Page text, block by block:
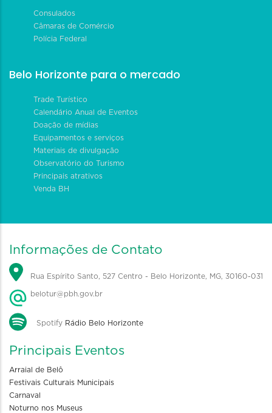
Consulados
Câmaras de Comércio
Polícia Federal
Belo Horizonte para o mercado
Trade Turístico
Calendário Anual de Eventos
Doação de mídias
Equipamentos e serviços
Materiais de divulgação
Observatório do Turismo
Principais atrativos
Venda BH
Informações de Contato
Rua Espírito Santo, 527 Centro - Belo Horizonte, MG, 30160-031
belotur@pbh.gov.br
Spotify Rádio Belo Horizonte
Principais Eventos
Arraial de Belô
Festivais Culturais Municipais
Carnaval
Noturno nos Museus